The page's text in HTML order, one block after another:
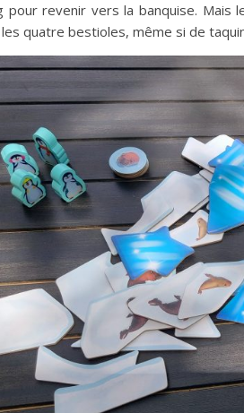
pour revenir vers la banquise.
quatre bestioles, même si de